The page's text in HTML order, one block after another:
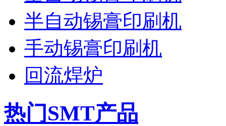
半自动锡膏印刷机
手动锡膏印刷机
回流焊炉
热门SMT产品